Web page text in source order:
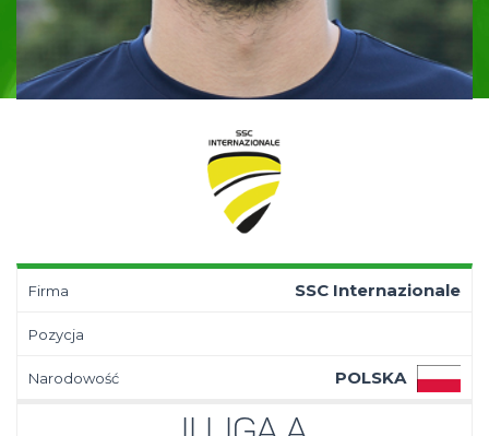
Firma SSC Internazionale
Pozycja
Narodowość POLSKA